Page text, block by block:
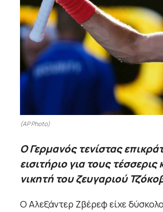
(AP Photo)
Ο Γερμανός τενίστας
εισιτήριο για τους
νικητή του ζευγαριού
Ο Αλεξάντερ Ζβέρεφ είχε